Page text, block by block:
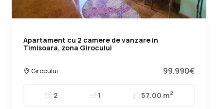
Apartament cu 2 camere de vanzare in
Timisoara, zona Girocului
Girocului 99.990€
2 1 57.00 m2